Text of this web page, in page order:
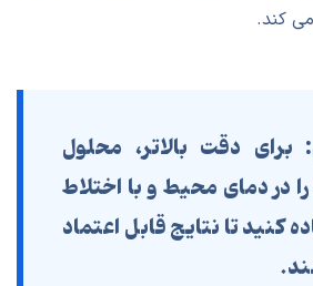
می کند.
برای دقت بالاتر، محلول
در دمای محیط و با اختلاط
کنید تا نتایج قابل اعتماد